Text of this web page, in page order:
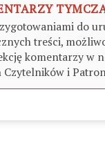
do
treści,
komentarzy w
Czytelników i